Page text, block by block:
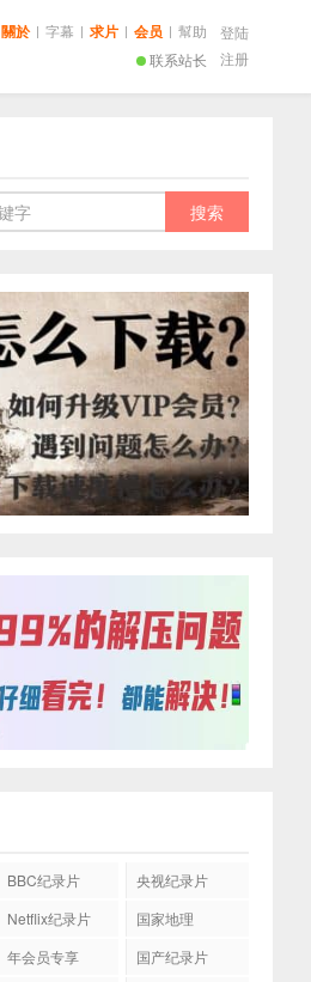
联系站长
關於 | 字幕 | 求片 | 会员 | 幫助
登陆
注册
BBC纪录片
央视纪录片
Netflix纪录片
国家地理
年会员专享
国产纪录片